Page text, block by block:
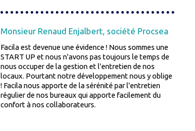
Monsieur Renaud Enjalbert, société Procsea
Facila est devenue une évidence ! Nous sommes une
START UP et nous n'avons pas toujours le temps de
nous occuper de la gestion et l'entretien de nos
locaux. Pourtant notre développement nous y oblige
! Facila nous apporte de la sérénité par l'entretien
régulier de nos bureaux qui apporte facilement du
confort à nos collaborateurs.